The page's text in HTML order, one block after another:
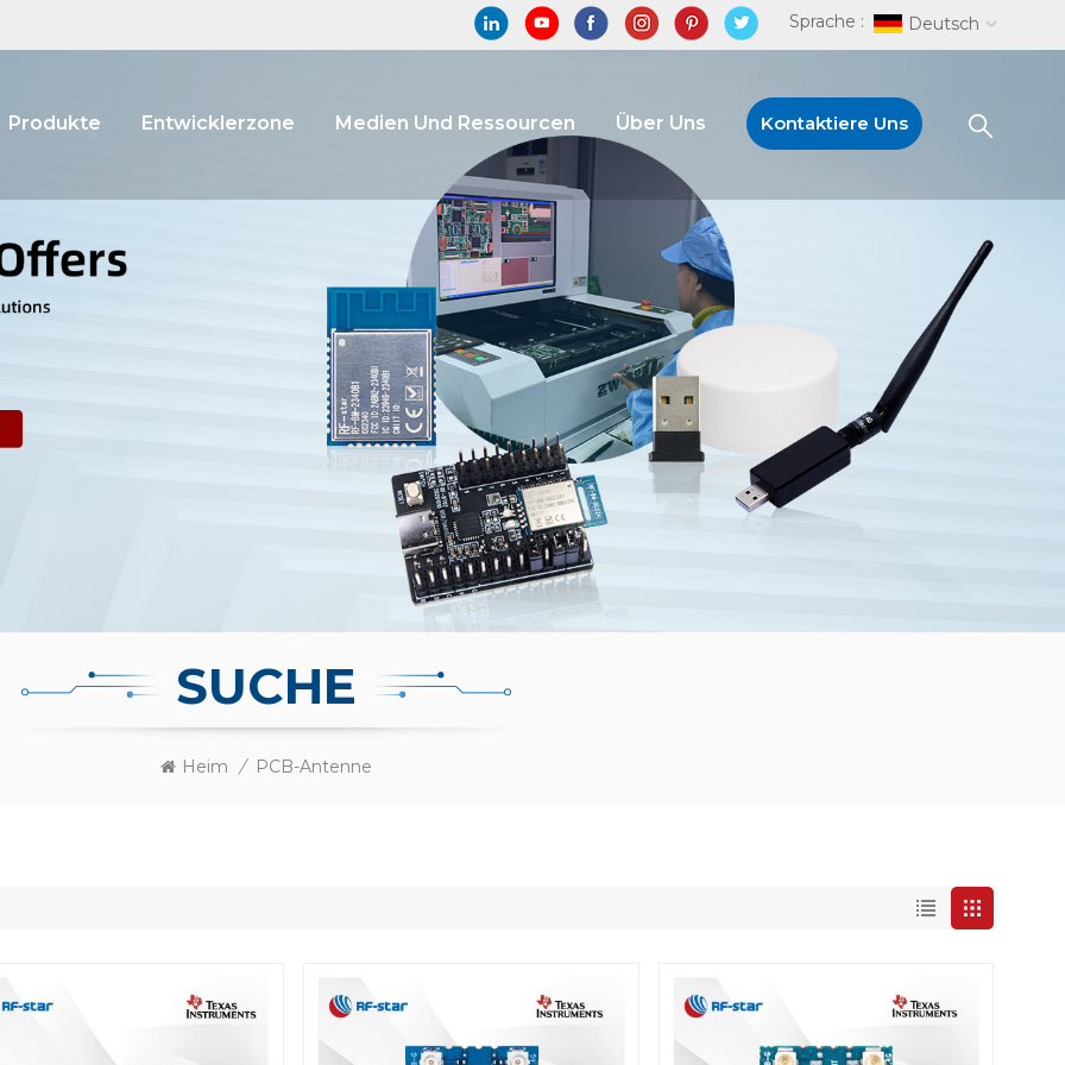
Sprache : Deutsch
Produkte Entwicklerzone Medien Und Ressourcen Über Uns Kontaktiere Uns
SUCHE
Heim / PCB-Antenne